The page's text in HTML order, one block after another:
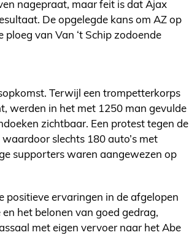
nagepraat, maar feit is dat Ajax
De opgelegde kans om AZ op
van Van ‘t Schip zodoende
Terwijl een trompetterkorps
werden in het met 1250 man gevulde
zichtbaar. Een protest tegen de
slechts 180 auto’s met
supporters waren aangewezen op
positieve ervaringen in de afgelopen
het belonen van goed gedrag,
met eigen vervoer naar het Abe